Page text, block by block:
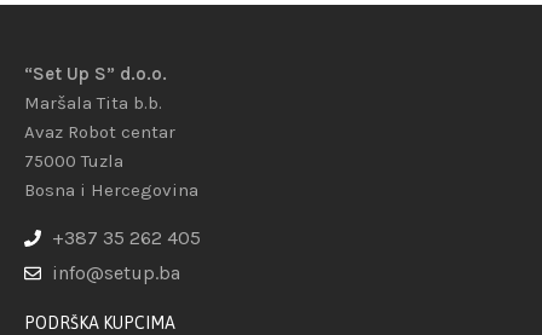
“Set Up S” d.o.o.
Maršala Tita b.b.
Avaz Robot centar
75000 Tuzla
Bosna i Hercegovina
+387 35 262 405
info@setup.ba
PODRŠKA KUPCIMA